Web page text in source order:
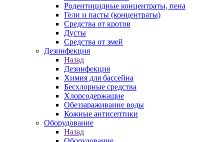
Родентицидные концентраты, пена
Гели и пасты (концентраты)
Средства от кротов
Дусты
Средства от змей
Дезинфекция
Назад
Дезинфекция
Химия для бассейна
Бесхлорные средства
Хлорсодержащие
Обеззараживание воды
Кожные антисептики
Оборудование
Назад